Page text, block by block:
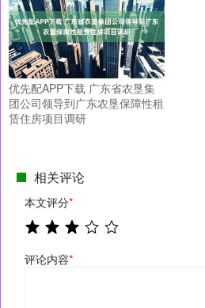
优先配APP下载 广东省农垦集
团公司领导到广东农垦保障性租
赁住房项目调研
相关评论
本文评分*
评论内容*